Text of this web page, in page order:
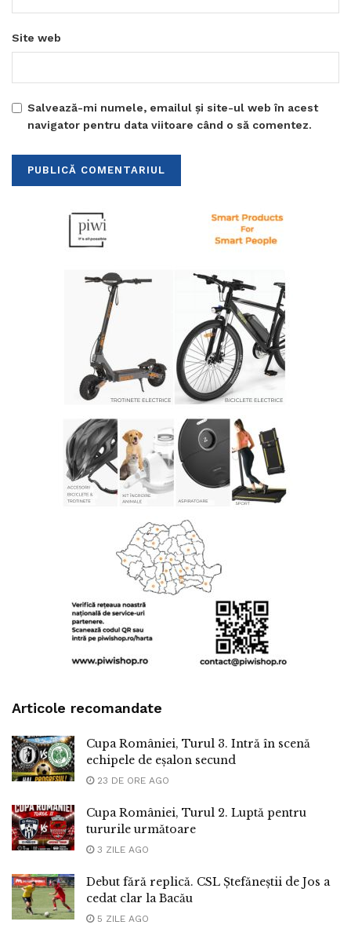
Site web
Salvează-mi numele, emailul și site-ul web în acest
navigator pentru data viitoare când o să comentez.
Articole recomandate
Cupa României, Turul 3. Intră în scenă
echipele de eșalon secund
23 DE ORE AGO
Cupa României, Turul 2. Luptă pentru
tururile următoare
3 ZILE AGO
Debut fără replică. CSL Ștefăneștii de Jos a
cedat clar la Bacău
5 ZILE AGO